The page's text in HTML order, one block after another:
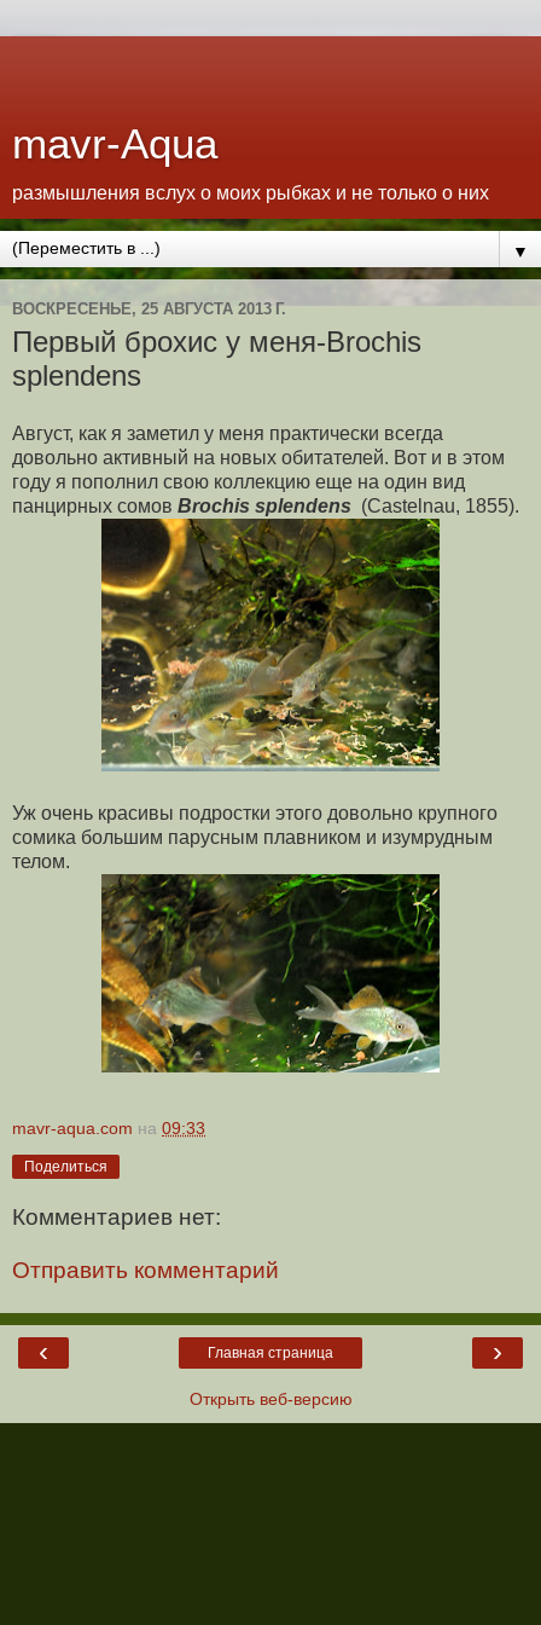
mavr-Aqua
размышления вслух о моих рыбках и не только о них
▼
ВОСКРЕСЕНЬЕ, 25 АВГУСТА 2013 Г.
Первый брохис у меня-Brochis
splendens
Август, как я заметил у меня практически всегда
довольно активный на новых обитателей. Вот и в этом
году я пополнил свою коллекцию еще на один вид
панцирных сомов Brochis splendens (Castelnau, 1855).
Уж очень красивы подростки этого довольно крупного
сомика большим парусным плавником и изумрудным
телом.
mavr-aqua.com на 09:33
Поделиться
Комментариев нет:
Отправить комментарий
‹ ›
Главная страница
Открыть веб-версию